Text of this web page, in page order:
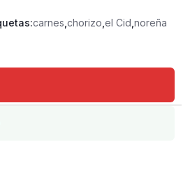
carnes chorizo el Cid noreña